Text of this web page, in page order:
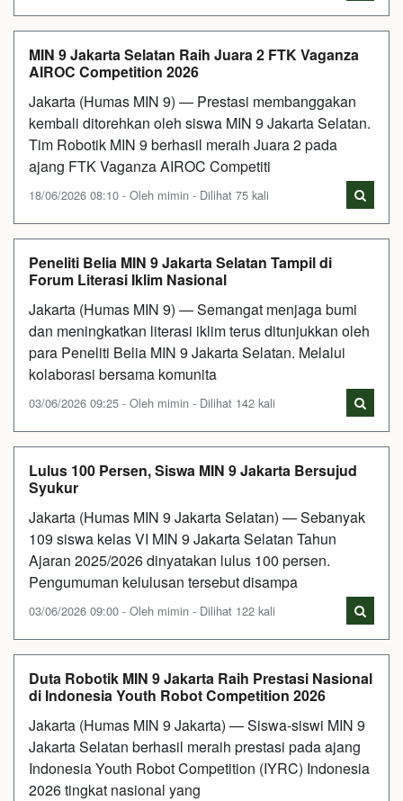
MIN 9 Jakarta Selatan Raih Juara 2 FTK Vaganza
AIROC Competition 2026
Jakarta (Humas MIN 9) — Prestasi membanggakan
kembali ditorehkan oleh siswa MIN 9 Jakarta Selatan.
Tim Robotik MIN 9 berhasil meraih Juara 2 pada
ajang FTK Vaganza AIROC Competiti
18/06/2026 08:10 - Oleh mimin - Dilihat 75 kali
Peneliti Belia MIN 9 Jakarta Selatan Tampil di
Forum Literasi Iklim Nasional
Jakarta (Humas MIN 9) — Semangat menjaga bumi
dan meningkatkan literasi iklim terus ditunjukkan oleh
para Peneliti Belia MIN 9 Jakarta Selatan. Melalui
kolaborasi bersama komunita
03/06/2026 09:25 - Oleh mimin - Dilihat 142 kali
Lulus 100 Persen, Siswa MIN 9 Jakarta Bersujud
Syukur
Jakarta (Humas MIN 9 Jakarta Selatan) — Sebanyak
109 siswa kelas VI MIN 9 Jakarta Selatan Tahun
Ajaran 2025/2026 dinyatakan lulus 100 persen.
Pengumuman kelulusan tersebut disampa
03/06/2026 09:00 - Oleh mimin - Dilihat 122 kali
Duta Robotik MIN 9 Jakarta Raih Prestasi Nasional
di Indonesia Youth Robot Competition 2026
Jakarta (Humas MIN 9 Jakarta) — Siswa-siswi MIN 9
Jakarta Selatan berhasil meraih prestasi pada ajang
Indonesia Youth Robot Competition (IYRC) Indonesia
2026 tingkat nasional yang